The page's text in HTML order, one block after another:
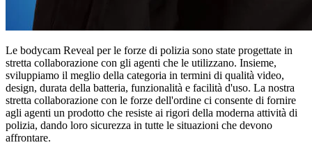
Le bodycam Reveal per le forze di polizia sono state progettate in
stretta collaborazione con gli agenti che le utilizzano. Insieme,
sviluppiamo il meglio della categoria in termini di qualità video,
design, durata della batteria, funzionalità e facilità d'uso. La nostra
stretta collaborazione con le forze dell'ordine ci consente di fornire
agli agenti un prodotto che resiste ai rigori della moderna attività di
polizia, dando loro sicurezza in tutte le situazioni che devono
affrontare.